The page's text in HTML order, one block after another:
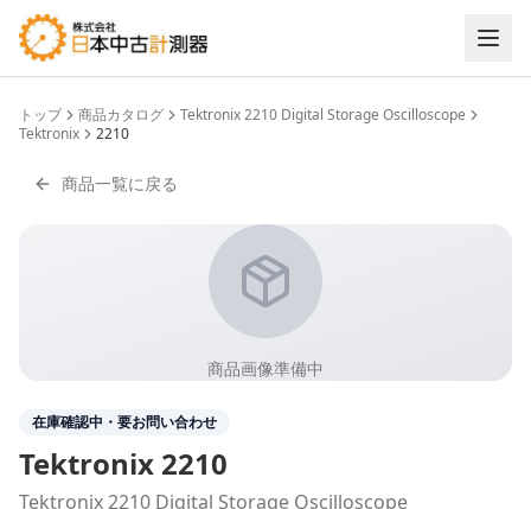
トップ 商品カタログ
Tektronix 2210 Digital Storage Oscilloscope
Tektronix
2210
商品一覧に戻る
商品画像準備中
在庫確認中・要お問い合わせ
Tektronix 2210
Tektronix 2210 Digital Storage Oscilloscope